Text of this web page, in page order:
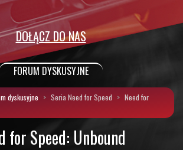
DOŁĄCZ DO NAS
FORUM DYSKUSYJNE
dyskusyjne Seria Need for Speed
Need for
for Speed: Unbound